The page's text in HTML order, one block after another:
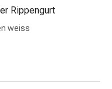
Rippengurt
weiss